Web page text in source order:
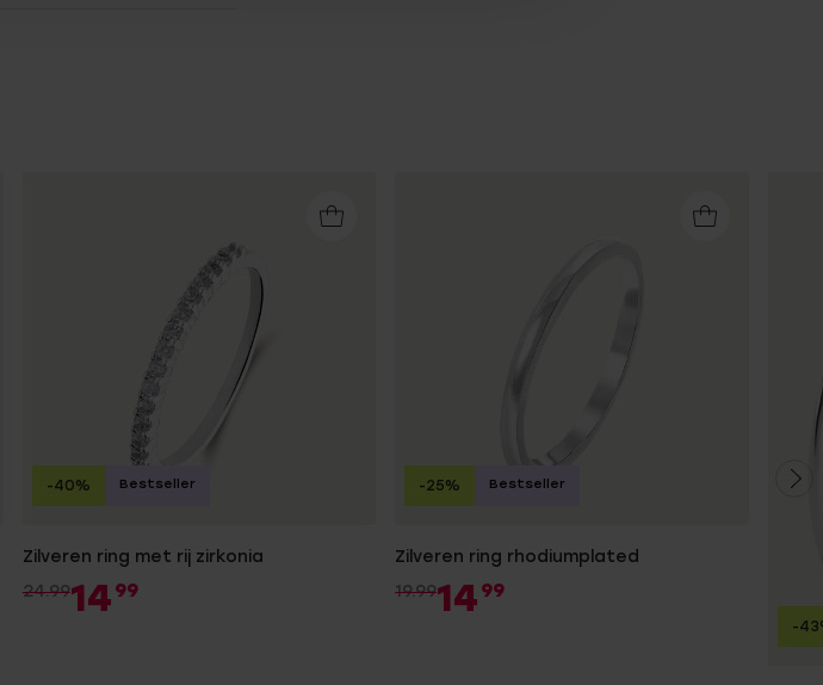
Zilveren ring met rij zirkonia
24.9914 99
-40% Bestseller
Zilveren ring rhodiumplated
19.9914 99
-25% Bestseller
-